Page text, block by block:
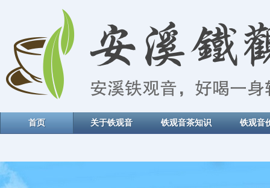
首页 关于铁观音 铁观音茶知识 铁观音